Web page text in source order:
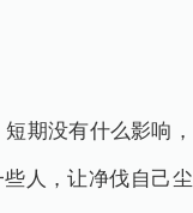
期没有什么影响，
人，让净伐自己尘